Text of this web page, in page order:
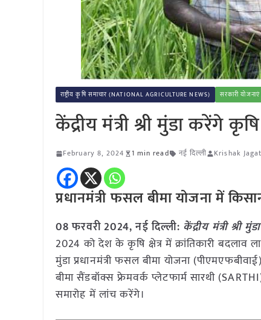
राष्ट्रीय कृषि समाचार (NATIONAL AGRICULTURE NEWS) सरकारी
केंद्रीय मंत्री श्री मुंडा करेंगे
February 8, 2024 1 min read नई दिल्ली Krishak Jagat
प्रधानमंत्री फसल बीमा योजना में
08 फरवरी 2024,नई दिल्ली: केंद्रीय मंत्री
2024 को देश के कृषि क्षेत्र में क्रांतिकारी बदलाव
मुंडा प्रधानमंत्री फसल बीमा योजना
बीमा सैंडबॉक्स फ्रेमवर्क प्लेटफार्म सारथी
समारोह में लांच करेंगे।